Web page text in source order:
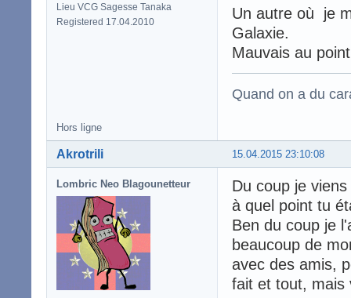
Lieu VCG Sagesse Tanaka
Registered 17.04.2010
Un autre où je
Galaxie.
Mauvais au
Quand on a du
Hors ligne
15.04.2015 23:10:08
Akrotrili
Lombric Neo Blagounetteur
Du coup je
à quel point tu
Ben du coup je
beaucoup de
avec des amis,
fait et tout, mais